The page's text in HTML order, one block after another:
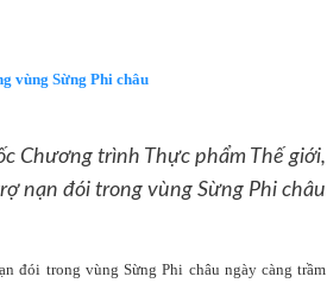
vùng Sừng Phi châu
Chương trình Thực phẩm Thế giới,
nạn đói trong vùng Sừng Phi châu
đói trong vùng Sừng Phi châu ngày càng trầm